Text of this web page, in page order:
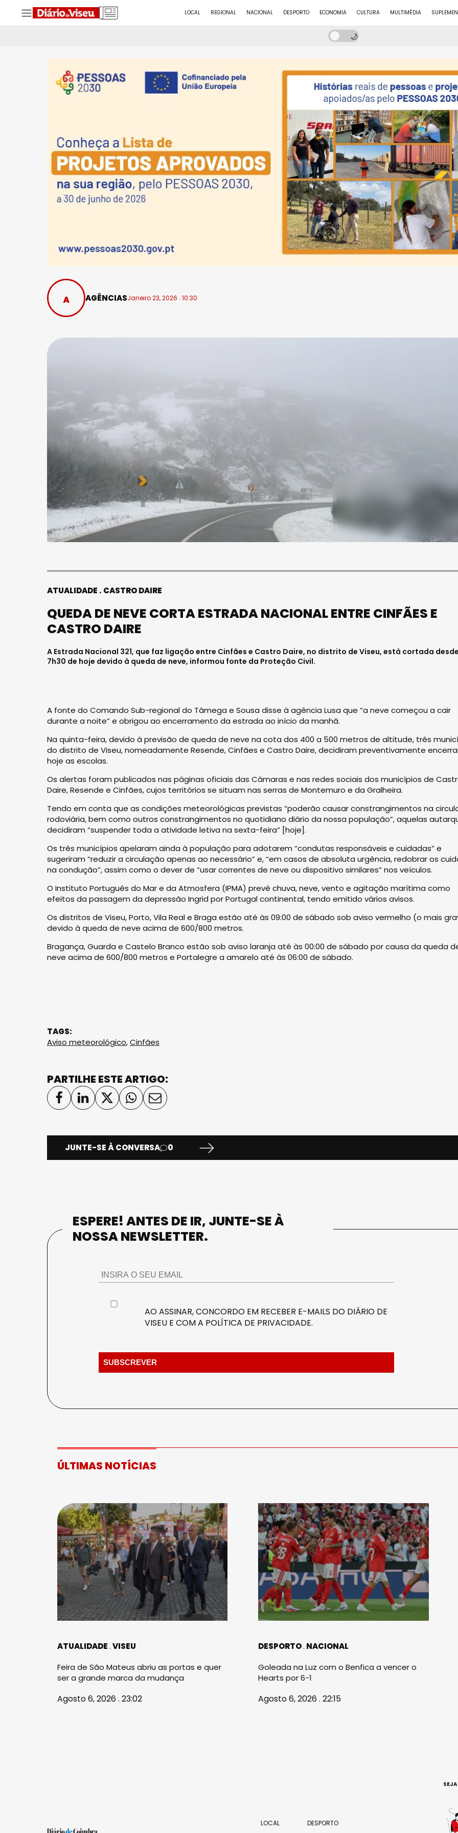
LOCAL REGIONAL NACIONAL DESPORTO ECONOMIA CULTURA MULTIMÉDIA
AGÊNCIASJaneiro 23, 2026 . 10:30
ATUALIDADE CASTRO DAIRE
QUEDA DE NEVE CORTA ESTRADA NACIONAL ENTRE CINFÃES E
CASTRO DAIRE
A Estrada Nacional 321, que faz ligação entre Cinfães e Castro Daire, no distrito de Viseu, está cortada
7h30 de hoje devido à queda de neve, informou fonte da Proteção Civil.
A fonte do Comando Sub-regional do Tâmega e Sousa disse à agência Lusa que “a neve começou a cair
durante a noite” e obrigou ao encerramento da estrada ao início da manhã.
Na quinta-feira, devido à previsão de queda de neve na cota dos 400 a 500 metros de altitude, três
do distrito de Viseu, nomeadamente Resende, Cinfães e Castro Daire, decidiram preventivamente
hoje as escolas.
Os alertas foram publicados nas páginas oficiais das Câmaras e nas redes sociais dos municípios de
Daire, Resende e Cinfães, cujos territórios se situam nas serras de Montemuro e da Gralheira.
Tendo em conta que as condições meteorológicas previstas “poderão causar constrangimentos na
rodoviária, bem como outros constrangimentos no quotidiano diário da nossa população”, aquelas
decidiram “suspender toda a atividade letiva na sexta-feira” [hoje].
Os três municípios apelaram ainda à população para adotarem “condutas responsáveis e cuidadas” e
sugeriram “reduzir a circulação apenas ao necessário” e, “em casos de absoluta urgência, redobrar os
na condução”, assim como o dever de “usar correntes de neve ou dispositivo similares” nos veículos.
O Instituto Português do Mar e da Atmosfera (IPMA) prevê chuva, neve, vento e agitação marítima como
efeitos da passagem da depressão Ingrid por Portugal continental, tendo emitido vários avisos.
Os distritos de Viseu, Porto, Vila Real e Braga estão até às 09:00 de sábado sob aviso vermelho (o mais
devido à queda de neve acima de 600/800 metros.
Bragança, Guarda e Castelo Branco estão sob aviso laranja até às 00:00 de sábado por causa da queda
neve acima de 600/800 metros e Portalegre a amarelo até às 06:00 de sábado.
TAGS:
Aviso meteorológico,Cinfães
PARTILHE ESTE ARTIGO:
JUNTE-SE À CONVERSA 0
ESPERE! ANTES DE IR, JUNTE-SE À
NOSSA NEWSLETTER.
AO ASSINAR, CONCORDO EM RECEBER E-MAILS DO DIÁRIO DE
VISEU E COM A POLÍTICA DE PRIVACIDADE.
Julho 27, 2026 . 11:00
ÚLTIMAS NOTÍCIAS
ATUALIDADE VISEU
Feira de São Mateus abriu as portas e quer
ser a grande marca da mudança
Agosto 6, 2026 . 23:02
DESPORTO NACIONAL
Goleada na Luz com o Benfica a vencer o
Hearts por 6-1
Agosto 6, 2026 . 22:15
LOCAL
DESPORTO